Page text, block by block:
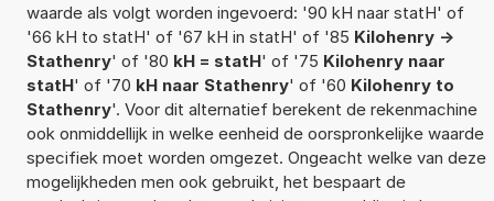
waarde als volgt worden ingevoerd: '90 kH naar statH' of
'66 kH to statH' of '67 kH in statH' of '85 Kilohenry ->
Stathenry' of '80 kH = statH' of '75 Kilohenry naar
statH' of '70 kH naar Stathenry' of '60 Kilohenry to
Stathenry'. Voor dit alternatief berekent de rekenmachine
ook onmiddellijk in welke eenheid de oorspronkelijke waarde
specifiek moet worden omgezet. Ongeacht welke van deze
mogelijkheden men ook gebruikt, het bespaart de